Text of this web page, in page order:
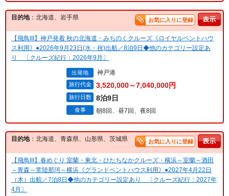
目的地：北海道、岩手県 お気に入りに登録
【飛鳥III】神戸発着 秋の北海道・みちのくクルーズ《ロイヤルペントハウ
ス利用》●2026年9月23日(水・祝)出航／8泊9日◆他のカテゴリー設定あ
り 〔クルーズ紀行：2026年9月〕
出発地 神戸港
旅行代金 3,520,000～7,040,000円
旅行日数 8泊9日
食事 朝8回、昼7回、夜8回
目的地：北海道、青森県、山形県、茨城県 お気に入りに登録
【飛鳥III】春めぐり 室蘭・東北・ひたちなかクルーズ・横浜～室蘭～酒田
～青森～常陸那珂～横浜《グランドペントハウス利用》●2027年4月22日
（木）出航／7泊8日◆他のカテゴリー設定あり 〔クルーズ紀行：2027年
4月〕